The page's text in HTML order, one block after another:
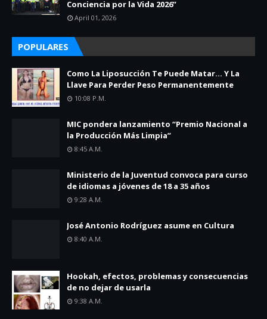
Conciencia por la Vida 2026”
April 01, 2026
POPULARES
Como La Liposucción Te Puede Matar… Y La
Llave Para Perder Peso Permanentemente
10:08 P.m.
MIC pondera lanzamiento “Premio Nacional a
la Producción Más Limpia”
8:45 A.m.
Ministerio de la Juventud convoca para curso
de idiomas a jóvenes de 18 a 35 años
9:28 A.m.
José Antonio Rodríguez asume en Cultura
8:40 A.m.
Hookah, efectos, problemas y consecuencias
de no dejar de usarla
9:38 A.m.